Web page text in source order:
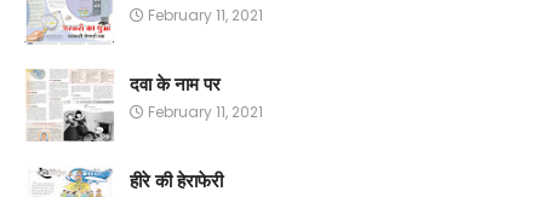
February 11, 2021
दवा के नाम पर
February 11, 2021
हीरे की हेराफेरी